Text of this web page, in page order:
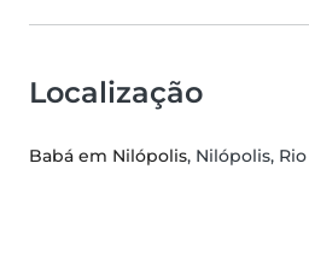
Localização
Babá em Nilópolis, Nilópolis,